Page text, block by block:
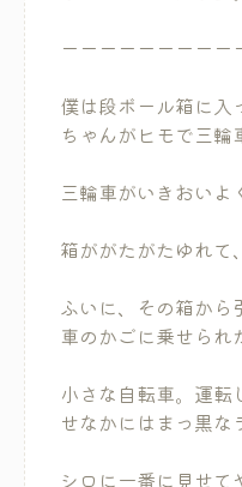
ーーーーーーーーー
僕は段ボール箱に入
ちゃんがヒモで三輪
三輪車がいきおいよ
箱ががたがたゆれて
ふいに、その箱から
車のかごに乗せられ
小さな自転車。運転
せなかにはまっ黒な
シロに一番に見せて